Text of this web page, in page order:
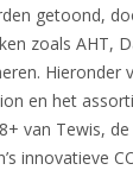
getoond,
zoals AHT,
Hieronder
en het
van Tewis,
innovatieve